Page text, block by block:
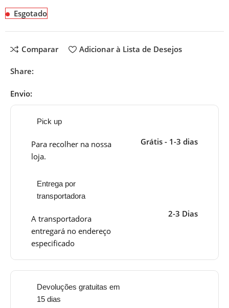
Esgotado
Comparar Adicionar à Lista de Desejos
Share:
Envio:
Pick up
Para recolher na nossa
loja.
Grátis - 1-3 dias
Entrega por
transportadora
A transportadora
entregará no endereço
especificado
2-3 Dias
Devoluções gratuitas em
15 dias